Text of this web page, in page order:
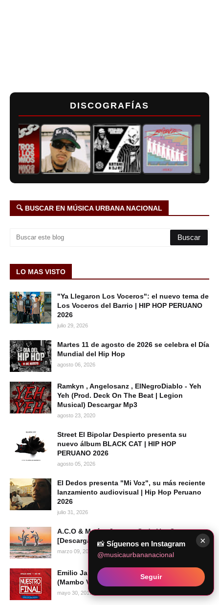
DISCOGRAFÍAS
🔍 BUSCAR EN MÚSICA URBANA NACIONAL
LO MAS VISTO
"Ya Llegaron Los Voceros": el nuevo tema de
Los Voceros del Barrio | HIP HOP PERUANO
2026
julio 29, 2026
Martes 11 de agosto de 2026 se celebra el Día
Mundial del Hip Hop
agosto 06, 2026
Ramkyn , Angelosanz , ElNegroDiablo - Yeh
Yeh (Prod. Deck On The Beat | Legion
Musical) Descargar Mp3
agosto 23, 2020
Street El Bipolar Despierto presenta su
nuevo álbum BLACK CAT | HIP HOP
PERUANO 2026
agosto 05, 2026
El Dedos presenta "Mi Voz", su más reciente
lanzamiento audiovisual | Hip Hop Peruano
2026
julio 31, 2026
A.C.O & Matías Juarez - Cada Vez Que
[Descargar Mp3]
marzo 09, 2022
Emilio Jaime & Kid MB - Nuestro Final
(Mambo Versión) [Audio Oficial]
mayo 30, 2019
×
📸 Síguenos en Instagram
@musicaurbananacional
Seguir